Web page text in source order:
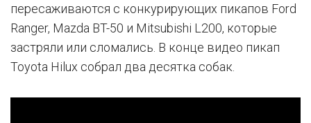
пересаживаются с конкурирующих пикапов Ford
Ranger, Mazda BT-50 и Mitsubishi L200, которые
застряли или сломались. В конце видео пикап
Toyota Hilux собрал два десятка собак.